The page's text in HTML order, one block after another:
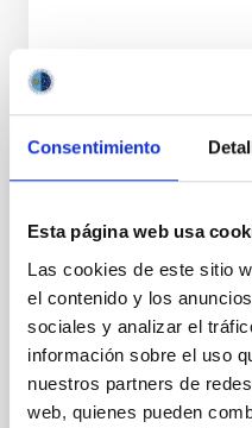
Consentimiento
Esta página web usa
Las cookies de este sitio
el contenido y los
sociales y analizar el
información sobre el uso
nuestros partners de
web, quienes pueden
FIJO TURNO LIBRE
UN CONTRATO -
ESPECIALIDAD
LABORAL - PS-
Se convoca proceso
personal laboral fijo, de
categoría profesional
al Convenio y que